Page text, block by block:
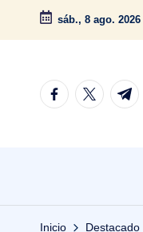
Saltar
contenido
sáb., 8 ago. 2026
facebook.com
twitter.com
t.me
Inicio Destacado